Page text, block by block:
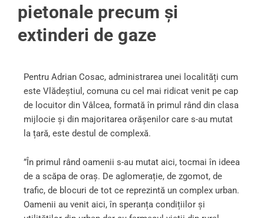
pietonale precum și
extinderi de gaze
Pentru Adrian Cosac, administrarea unei localități cum
este Vlădeștiul, comuna cu cel mai ridicat venit pe cap
de locuitor din Vâlcea, formată în primul rând din clasa
mijlocie și din majoritarea orășenilor care s-au mutat
la țară, este destul de complexă.
”În primul rând oamenii s-au mutat aici, tocmai în ideea
de a scăpa de oraș. De aglomerație, de zgomot, de
trafic, de blocuri de tot ce reprezintă un complex urban.
Oamenii au venit aici, în speranța condițiilor și